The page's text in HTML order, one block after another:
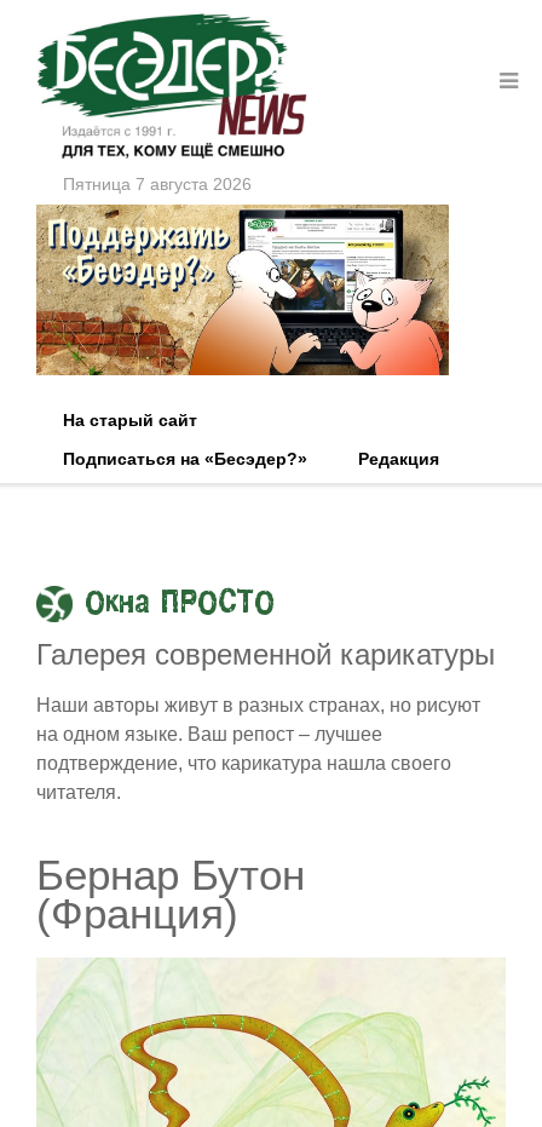
Пятница 7 августа 2026
На старый сайт
Подписаться на «Бесэдер?»
Редакция
Окна ПРОСТО
Галерея современной карикатуры
Наши авторы живут в разных странах, но рисуют
на одном языке. Ваш репост – лучшее
подтверждение, что карикатура нашла своего
читателя.
Бернар Бутон
(Франция)